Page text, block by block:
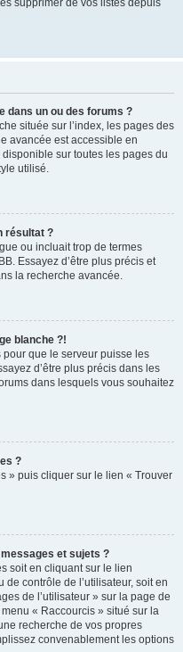
supprimer de vos listes depuis
dans un ou des forums ?
située sur l’index, les pages des
avancée est accessible en
sur toutes les pages du
utilisé.
résultat ?
ou incluait trop de termes
Essayez d’être plus précis et
la recherche avancée.
blanche ?!
que le serveur puisse les
d’être plus précis dans les
dans lesquels vous souhaitez
?
» puis cliquer sur le lien « Trouver
et sujets ?
soit en cliquant sur le lien
contrôle de l’utilisateur, soit en
de l’utilisateur » sur la page de
« Raccourcis » situé sur la
recherche de vos propres
convenablement les options